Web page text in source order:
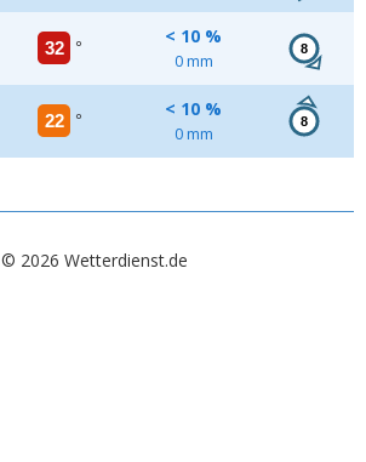
32 °
< 10 %
0 mm
8
22 °
< 10 %
0 mm
8
© 2026 Wetterdienst.de